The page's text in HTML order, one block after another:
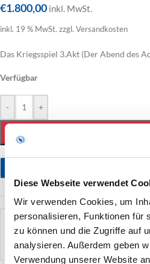
Diese Webseite verwendet
Wir verwenden Cookies, um
personalisieren, Funktionen für
zu können und die Zugriffe auf
analysieren. Außerdem geben
Verwendung unserer Website
€1.800,00 inkl. MwSt.
inkl. 19 % MwSt. zzgl. Versandkosten
Das Kriegsspiel 3.Akt (Der Abend des
Verfügbar
- +
künstler
Achim Goetze -